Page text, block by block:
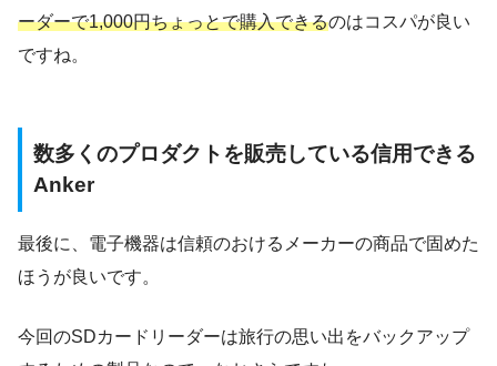
ーダーで1,000円ちょっとで購入できるのはコスパが良い
ですね。
数多くのプロダクトを販売している信用できる
Anker
最後に、電子機器は信頼のおけるメーカーの商品で固めた
ほうが良いです。
今回のSDカードリーダーは旅行の思い出をバックアップ